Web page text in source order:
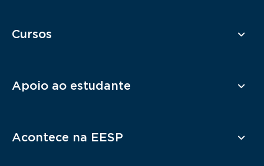
Cursos
Apoio ao estudante
Acontece na EESP